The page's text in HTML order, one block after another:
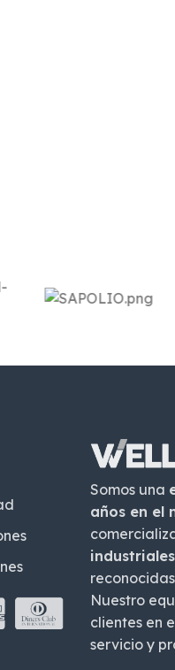
Somos una
años en el
industriales
Nuestro
clientes en
servicio y